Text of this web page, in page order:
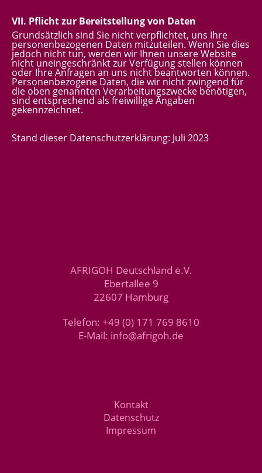
VII. Pflicht zur Bereitstellung von Daten
Grundsätzlich sind Sie nicht verpflichtet, uns Ihre
personenbezogenen Daten mitzuteilen. Wenn Sie dies
jedoch nicht tun, werden wir Ihnen unsere Website
nicht uneingeschränkt zur Verfügung stellen können
oder Ihre Anfragen an uns nicht beantworten können.
Personenbezogene Daten, die wir nicht zwingend für
die oben genannten Verarbeitungszwecke benötigen,
sind entsprechend als freiwillige Angaben
gekennzeichnet.
Stand dieser Datenschutzerklärung: Juli 2023
AFRIGOH Deutschland e.V.
Ebertallee 9
22607 Hamburg
Telefon: +49 (0) 171 769 8610
E-Mail: info@afrigoh.de
Kontakt
Datenschutz
Impressum